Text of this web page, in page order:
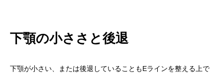
下顎の小ささと後退
下顎が小さい、または後退していることもEラインを整える上で